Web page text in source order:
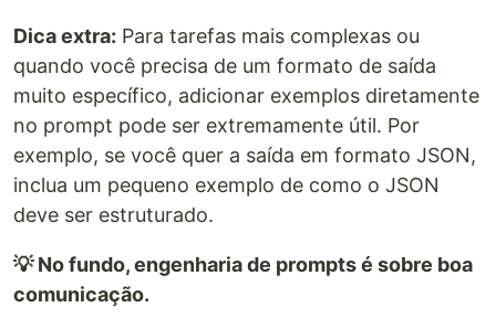
Dica extra: Para tarefas mais complexas ou
quando você precisa de um formato de saída
muito específico, adicionar exemplos diretamente
no prompt pode ser extremamente útil. Por
exemplo, se você quer a saída em formato JSON,
inclua um pequeno exemplo de como o JSON
deve ser estruturado.
💡 No fundo, engenharia de prompts é sobre boa
comunicação.